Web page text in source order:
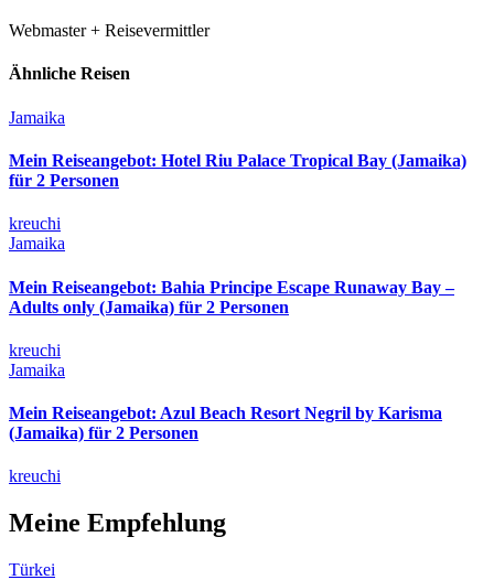
Webmaster + Reisevermittler
Ähnliche Reisen
Jamaika
Mein Reiseangebot: Hotel Riu Palace Tropical Bay (Jamaika)
für 2 Personen
kreuchi
Jamaika
Mein Reiseangebot: Bahia Principe Escape Runaway Bay –
Adults only (Jamaika) für 2 Personen
kreuchi
Jamaika
Mein Reiseangebot: Azul Beach Resort Negril by Karisma
(Jamaika) für 2 Personen
kreuchi
Meine Empfehlung
Türkei